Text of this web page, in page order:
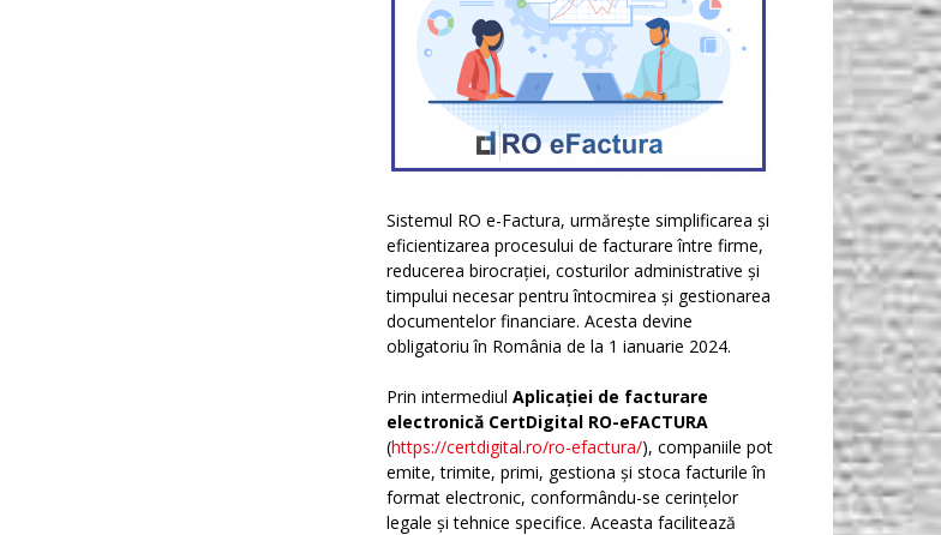
Sistemul RO e-Factura, urmărește simplificarea și
eficientizarea procesului de facturare între firme,
reducerea birocrației, costurilor administrative și
timpului necesar pentru întocmirea și gestionarea
documentelor financiare. Acesta devine
obligatoriu în România de la 1 ianuarie 2024.
Prin intermediul Aplicației de facturare
electronică CertDigital RO-eFACTURA
(https://certdigital.ro/ro-efactura/), companiile pot
emite, trimite, primi, gestiona și stoca facturile în
format electronic, conformându-se cerințelor
legale și tehnice specifice. Aceasta facilitează